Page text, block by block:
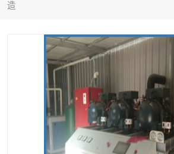
造
成都冻库，成都冻库价格 绵阳
德阳冻库安装，德阳冷库 广元
价
南充冻库设计,南充冻库安 遂宁冻
资阳冻库，资阳冻库安装 泸州
乐山冻库,乐山保鲜冷库 自贡